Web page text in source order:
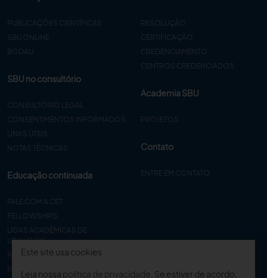
PUBLICAÇÕES CIENTÍFICAS
SBU ONLINE
BODAU
SBU no consultório
CONSULTÓRIO LEGAL
CONSENTIMENTOS INFORMADOS
LINKS ÚTEIS
NOTAS TÉCNICAS
Educação continuada
FALE COM A CET
FELLOWSHIPS
LIGAS ACADÊMICAS DE
UROLOGIA
PAPER
PROCET
RESOLUÇÃO
CERTIFICAÇÃO
CREDENCIAMENTO
CENTROS CREDENCIADOS
Academia SBU
PROJETOS
Contato
ENTRE EM CONTATO
Este site usa cookies
Leia nossa política de privacidade . Se estiver de acordo,